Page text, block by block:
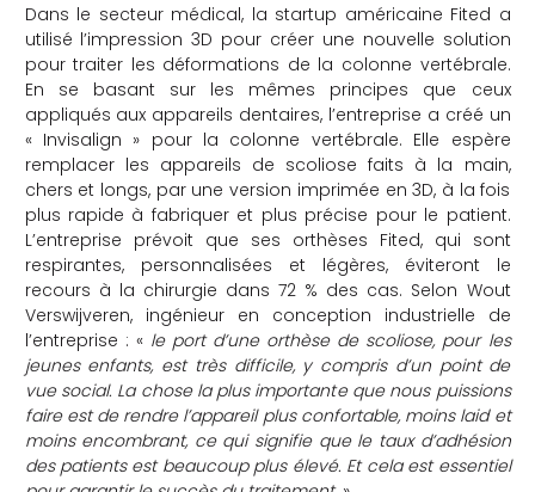
Dans le secteur médical, la startup américaine Fited a
utilisé l’impression 3D pour créer une nouvelle solution
pour traiter les déformations de la colonne vertébrale.
En se basant sur les mêmes principes que ceux
appliqués aux appareils dentaires, l’entreprise a créé un
« Invisalign » pour la colonne vertébrale. Elle espère
remplacer les appareils de scoliose faits à la main,
chers et longs, par une version imprimée en 3D, à la fois
plus rapide à fabriquer et plus précise pour le patient.
L’entreprise prévoit que ses orthèses Fited, qui sont
respirantes, personnalisées et légères, éviteront le
recours à la chirurgie dans 72 % des cas. Selon Wout
Verswijveren, ingénieur en conception industrielle de
l’entreprise : « le port d’une orthèse de scoliose, pour les
jeunes enfants, est très difficile, y compris d’un point de
vue social. La chose la plus importante que nous puissions
faire est de rendre l’appareil plus confortable, moins laid et
moins encombrant, ce qui signifie que le taux d’adhésion
des patients est beaucoup plus élevé. Et cela est essentiel